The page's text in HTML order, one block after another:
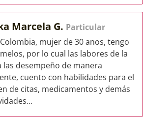
Marcela G. Particular
mujer de 30 anos, tengo
por lo cual las labores de la
las desempeño de manera
cuento con habilidades para el
de citas, medicamentos y demás